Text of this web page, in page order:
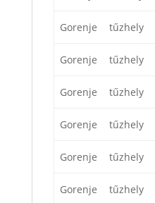
Gorenje tűzhely
Gorenje tűzhely
Gorenje tűzhely
Gorenje tűzhely
Gorenje tűzhely
Gorenje tűzhely